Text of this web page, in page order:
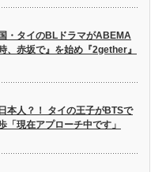
・タイのBLドラマがABEMA
、赤坂で』を始め『2gether』
本人？！ タイの王子がBTSで
「現在アプローチ中です」